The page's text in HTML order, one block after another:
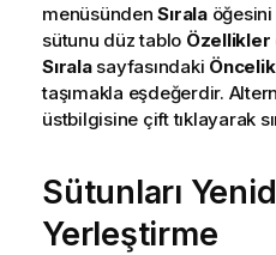
menüsündenSıralaöğesini
sütunu düz tablo Özellikler
Sıralasayfasındaki Öncelik
taşımakla eşdeğerdir.
üstbilgisine çift tıklayarak
Sütunları
Yerleştirme